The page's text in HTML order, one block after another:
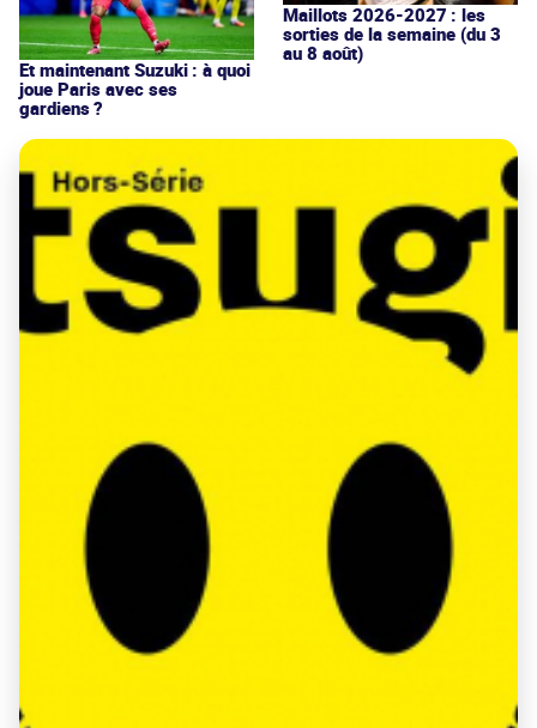
Et maintenant Suzuki : à quoi
joue Paris avec ses
gardiens ?
Maillots 2026-2027 : les
sorties de la semaine (du 3
au 8 août)